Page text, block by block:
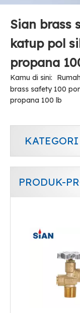
Sian brass
katup pol
propana
Kamu di sini:
brass safety 100
propana 100 lb
KATEGORI
PRODUK-